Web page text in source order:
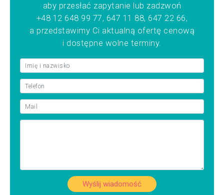
aby przesłać zapytanie lub zadzwoń
+48 12 648 99 77, 647 11 88, 647 22 66,
a przedstawimy Ci aktualną ofertę cenową
i dostępne wolne terminy.
Wyślij wiadomość